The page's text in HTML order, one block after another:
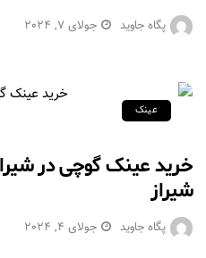
پگاه جاوید جولای 7, 2024
عینک
شیراز
پگاه جاوید جولای 4, 2024